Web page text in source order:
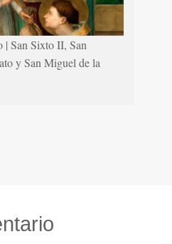
| San Sixto II, San
y San Miguel de la